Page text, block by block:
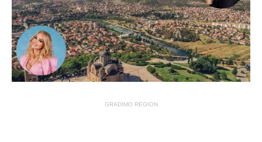
GRADIMO REGION